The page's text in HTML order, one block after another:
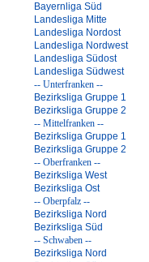
Bayernliga Süd
Landesliga Mitte
Landesliga Nordost
Landesliga Nordwest
Landesliga Südost
Landesliga Südwest
-- Unterfranken --
Bezirksliga Gruppe 1
Bezirksliga Gruppe 2
-- Mittelfranken --
Bezirksliga Gruppe 1
Bezirksliga Gruppe 2
-- Oberfranken --
Bezirksliga West
Bezirksliga Ost
-- Oberpfalz --
Bezirksliga Nord
Bezirksliga Süd
-- Schwaben --
Bezirksliga Nord